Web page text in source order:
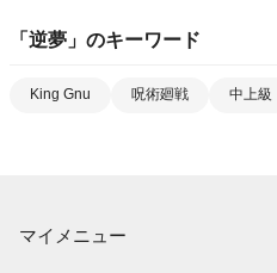
「 逆夢 」のキーワード
King Gnu 呪術廻戦 中上級
マイメニュー